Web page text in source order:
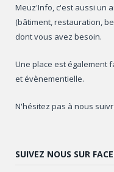
Meuz'Info, c'est aussi un
(bâtiment, restauration,
dont vous avez besoin.
Une place est également
et évènementielle.
N'hésitez pas à nous
SUIVEZ NOUS SUR